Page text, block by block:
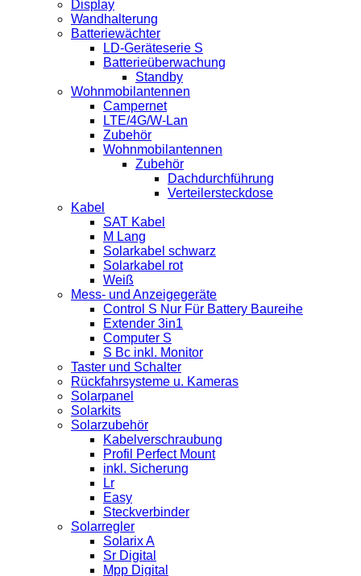
Display
Wandhalterung
Batteriewächter
LD-Geräteserie S
Batterieüberwachung
Standby
Wohnmobilantennen
Campernet
LTE/4G/W-Lan
Zubehör
Wohnmobilantennen
Zubehör
Dachdurchführung
Verteilersteckdose
Kabel
SAT Kabel
M Lang
Solarkabel schwarz
Solarkabel rot
Weiß
Mess- und Anzeigegeräte
Control S Nur Für Battery Baureihe
Extender 3in1
Computer S
S Bc inkl. Monitor
Taster und Schalter
Rückfahrsysteme u. Kameras
Solarpanel
Solarkits
Solarzubehör
Kabelverschraubung
Profil Perfect Mount
inkl. Sicherung
Lr
Easy
Steckverbinder
Solarregler
Solarix A
Sr Digital
Mpp Digital